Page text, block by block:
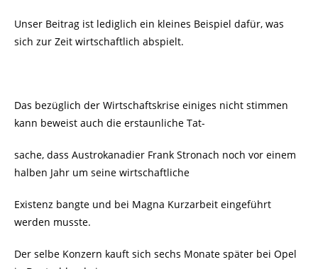
Unser Beitrag ist lediglich ein kleines Beispiel dafür, was
sich zur Zeit wirtschaftlich abspielt.
Das bezüglich der Wirtschaftskrise einiges nicht stimmen
kann beweist auch die erstaunliche Tat-
sache, dass Austrokanadier Frank Stronach noch vor einem
halben Jahr um seine wirtschaftliche
Existenz bangte und bei Magna Kurzarbeit eingeführt
werden musste.
Der selbe Konzern kauft sich sechs Monate später bei Opel